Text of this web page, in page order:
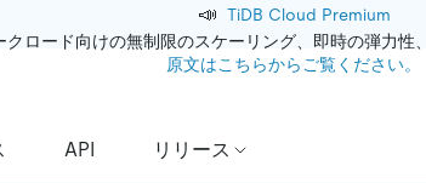
📣 TiDB Cloud Premium
ロード向けの無制限のスケーリング、即時の弾力
原文はこちらからご覧ください。
API リリース